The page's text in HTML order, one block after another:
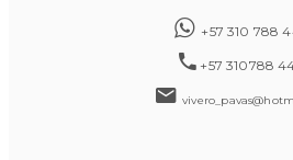
+57 310 788
+57 310788